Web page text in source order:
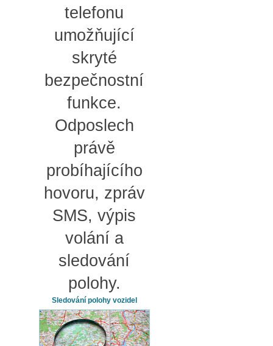
telefonu
umožňující
skryté
bezpečnostní
funkce.
Odposlech
právě
probíhajícího
hovoru, zpráv
SMS, výpis
volání a
sledování
polohy.
Sledování polohy vozidel